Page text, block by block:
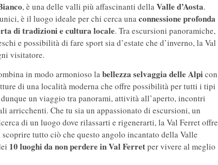
, è una delle valli più affascinanti dellaValle d’Aosta.
è il luogo ideale per chi cerca unaconnessione profonda
di tradizioni e cultura locale. Tra escursioni panoramiche,
e possibilità di fare sport sia d’estate che d’inverno, la Val
visitatore.
in modo armonioso labellezza selvaggia delle Alpicon
di una località moderna che offre possibilità per tutti i tipi
un viaggio tra panorami, attività all’aperto, incontri
arricchenti. Che tu sia un appassionato di escursioni, un
di un luogo dove rilassarti e rigenerarti, la Val Ferret offre
tutto ciò che questo angolo incantato della Valle
10 luoghi da non perdere in Val Ferretper vivere al meglio